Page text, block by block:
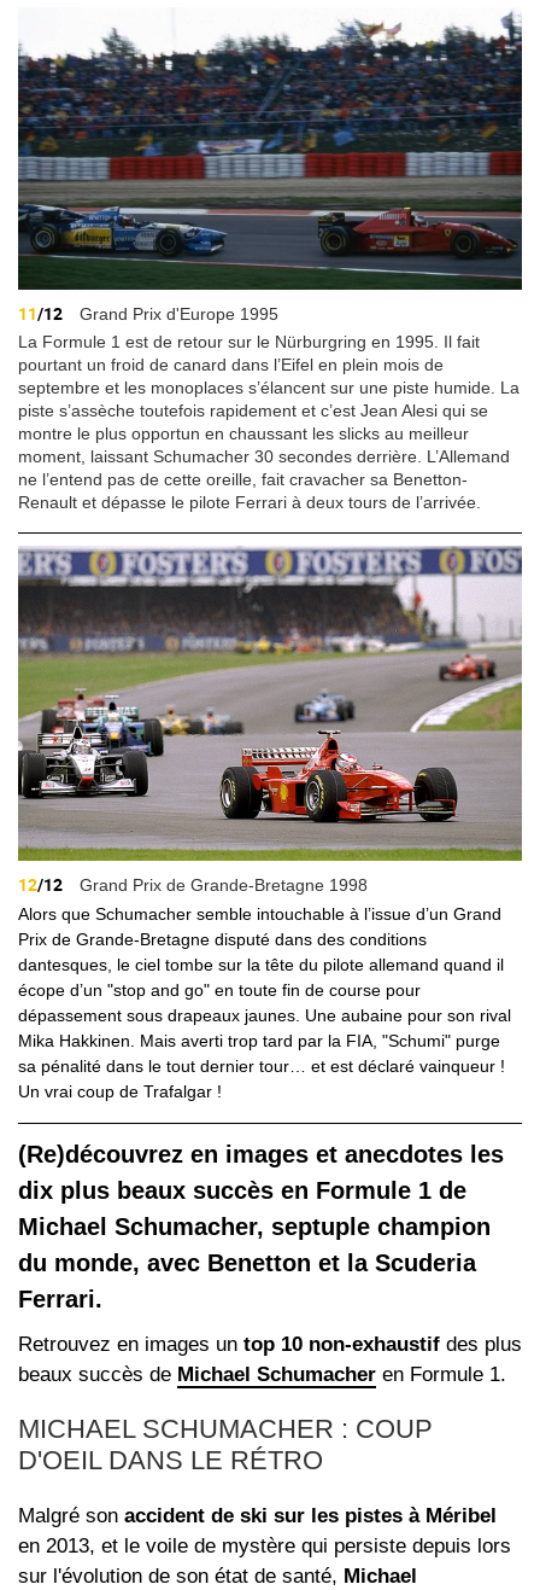
11/12
Grand Prix d'Europe 1995
La Formule 1 est de retour sur le Nürburgring en 1995. Il fait
pourtant un froid de canard dans l’Eifel en plein mois de
septembre et les monoplaces s’élancent sur une piste humide. La
piste s’assèche toutefois rapidement et c’est Jean Alesi qui se
montre le plus opportun en chaussant les slicks au meilleur
moment, laissant Schumacher 30 secondes derrière. L’Allemand
ne l’entend pas de cette oreille, fait cravacher sa Benetton-
Renault et dépasse le pilote Ferrari à deux tours de l’arrivée.
12/12
Grand Prix de Grande-Bretagne 1998
Alors que Schumacher semble intouchable à l’issue d’un Grand
Prix de Grande-Bretagne disputé dans des conditions
dantesques, le ciel tombe sur la tête du pilote allemand quand il
écope d’un "stop and go" en toute fin de course pour
dépassement sous drapeaux jaunes. Une aubaine pour son rival
Mika Hakkinen. Mais averti trop tard par la FIA, "Schumi" purge
sa pénalité dans le tout dernier tour… et est déclaré vainqueur !
Un vrai coup de Trafalgar !
(Re)découvrez en images et anecdotes les
dix plus beaux succès en Formule 1 de
Michael Schumacher, septuple champion
du monde, avec Benetton et la Scuderia
Ferrari.
Retrouvez en images un top 10 non-exhaustif des plus
beaux succès de Michael Schumacher en Formule 1.
MICHAEL SCHUMACHER : COUP
D'OEIL DANS LE RÉTRO
Malgré son accident de ski sur les pistes à Méribel
en 2013, et le voile de mystère qui persiste depuis lors
sur l'évolution de son état de santé, Michael